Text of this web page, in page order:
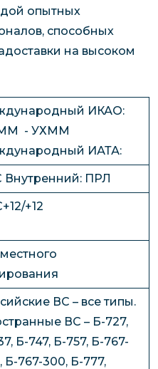
опытных
способных
на высоком
ИКАО:
- УХММ
ИАТА:
Внутренний: ПРЛ
+12
ВС – все типы.
ВС – Б-727,
Б-747, Б-757, Б-767-
Б-767-300, Б-777,